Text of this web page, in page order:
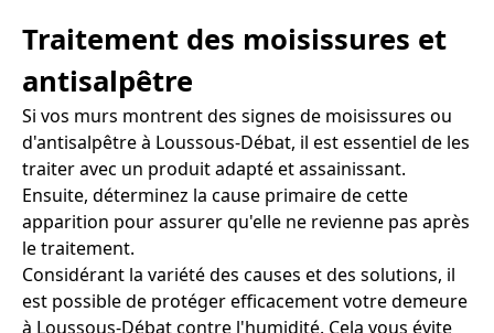
Traitement des moisissures et
antisalpêtre
Si vos murs montrent des signes de moisissures ou
d'antisalpêtre à Loussous-Débat, il est essentiel de les
traiter avec un produit adapté et assainissant.
Ensuite, déterminez la cause primaire de cette
apparition pour assurer qu'elle ne revienne pas après
le traitement.
Considérant la variété des causes et des solutions, il
est possible de protéger efficacement votre demeure
à Loussous-Débat contre l'humidité. Cela vous évite